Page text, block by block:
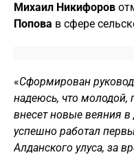
Михаил Никифоров
Попова в сфере
«Сформирован
надеюсь, что молодой,
внесет новые веяния в
успешно работал
Алданского улуса, за